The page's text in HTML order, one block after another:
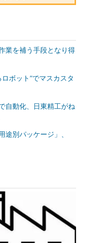
業を補う手段となり得
ボット”でマスカスタ
自動化、日東精工がね
途別パッケージ」、